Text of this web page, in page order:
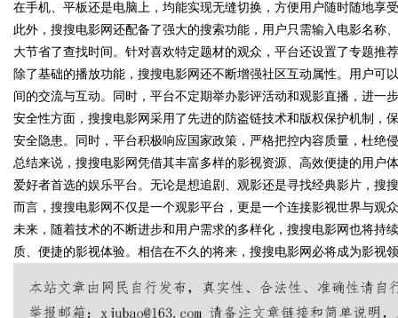
!
Bo
在手机、平板还是电脑上，均能实现无缝切换，方便用户随时随地享
此外，搜搜电影网还配备了强大的搜索功能，用户只需输入电影名称
大节省了查找时间。针对喜欢特定题材的观众，平台还设置了专题推
除了基础的播放功能，搜搜电影网还不断增强社区互动属性。用户可
间的交流与互动。同时，平台不定期举办影评活动和观影直播，进一
安全性方面，搜搜电影网采用了先进的防盗链技术和版权保护机制，
安全隐患。同时，平台积极响应国家政策，严格把控内容质量，杜绝
总结来说，搜搜电影网凭借其丰富多样的影视资源、高效便捷的用户
爱好者首选的娱乐平台。无论是想追剧、观影还是寻找经典影片，搜
而言，搜搜电影网不仅是一个观影平台，更是一个连接影视世界与观
未来，随着技术的不断进步和用户需求的多样化，搜搜电影网也将持
质、便捷的影视体验。相信在不久的将来，搜搜电影网必将成为影视